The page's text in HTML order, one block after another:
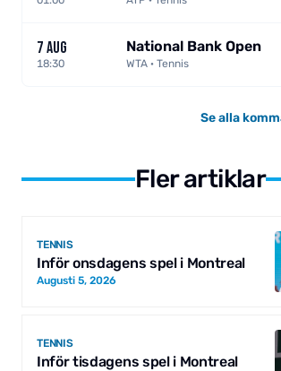
7 AUG
18:30
National Bank Open
WTA · Tennis
Se alla
Fler artiklar
TENNIS
Inför onsdagens spel i Montreal
Augusti 5, 2026
TENNIS
Inför tisdagens spel i Montreal